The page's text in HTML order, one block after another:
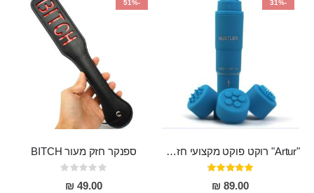
-31%
"Artur" רוקט פוקט מקצועי חזק במיוחד
דירוג:
95%
89.00 ₪
-51%
ספנקר חזק מעור BITCH
Rating:
0%
49.00 ₪